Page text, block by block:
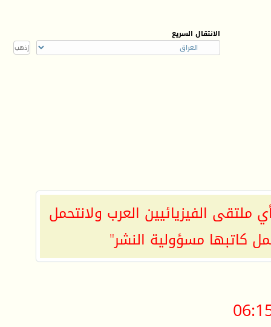
الانتقال السريع
ملتقى الفيزيائيين العرب ولانتحمل
كاتبها مسؤولية النشر"